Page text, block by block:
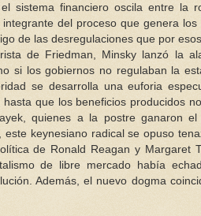
sistema financiero oscila entre la
del proceso que genera
de las desregulaciones que por
de Friedman, Minsky lanzó la
si los gobiernos no regulaban la
se desarrolla una euforia
que los beneficios producidos
quienes a la postre ganaron
este keynesiano radical se opuso
de Ronald Reagan y Margaret
de libre mercado había
Además, el nuevo dogma